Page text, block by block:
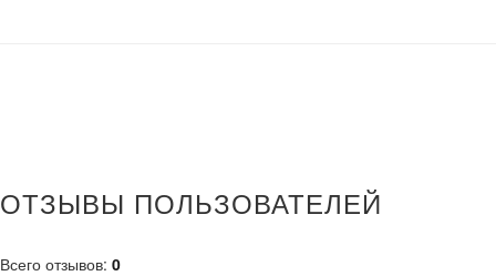
ОТЗЫВЫ ПОЛЬЗОВАТЕЛЕЙ
Всего отзывов: 0